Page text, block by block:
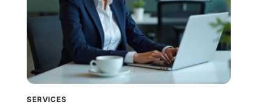
SERVICES